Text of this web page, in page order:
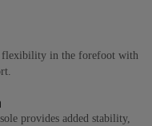
flexibility in the forefoot with
provides added stability,